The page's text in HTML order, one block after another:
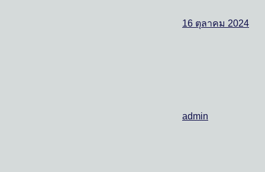
16 ตุลาคม 2024
admin